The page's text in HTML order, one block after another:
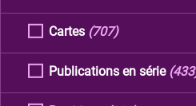
Cartes (707)
Publications en série